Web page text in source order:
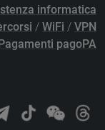
informatica
/ WiFi / VPN
Pagamenti pagoPA